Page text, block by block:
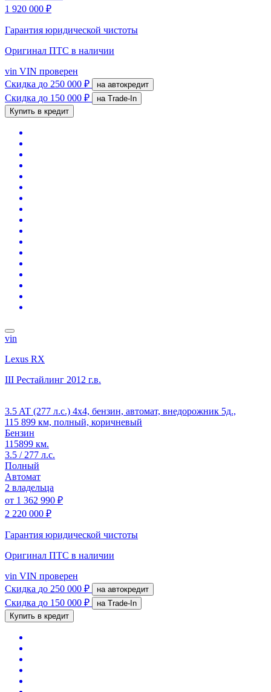
1 920 000 ₽
Гарантия юридической чистоты
Оригинал ПТС в наличии
vin VIN проверен
Скидка до 250 000 ₽ на автокредит
Скидка до 150 000 ₽
на Trade-In
Купить в кредит
vin
Lexus RX
III Рестайлинг 2012 г.в.
3.5 AT (277 л.с.) 4x4, бензин, автомат, внедорожник 5д.,
115 899 км, полный, коричневый
Бензин
115899 км.
3.5 / 277 л.с.
Полный
Автомат
2 владельца
от 1 362 990 ₽
2 220 000 ₽
Гарантия юридической чистоты
Оригинал ПТС в наличии
vin VIN проверен
Скидка до 250 000 ₽ на автокредит
Скидка до 150 000 ₽
на Trade-In
Купить в кредит